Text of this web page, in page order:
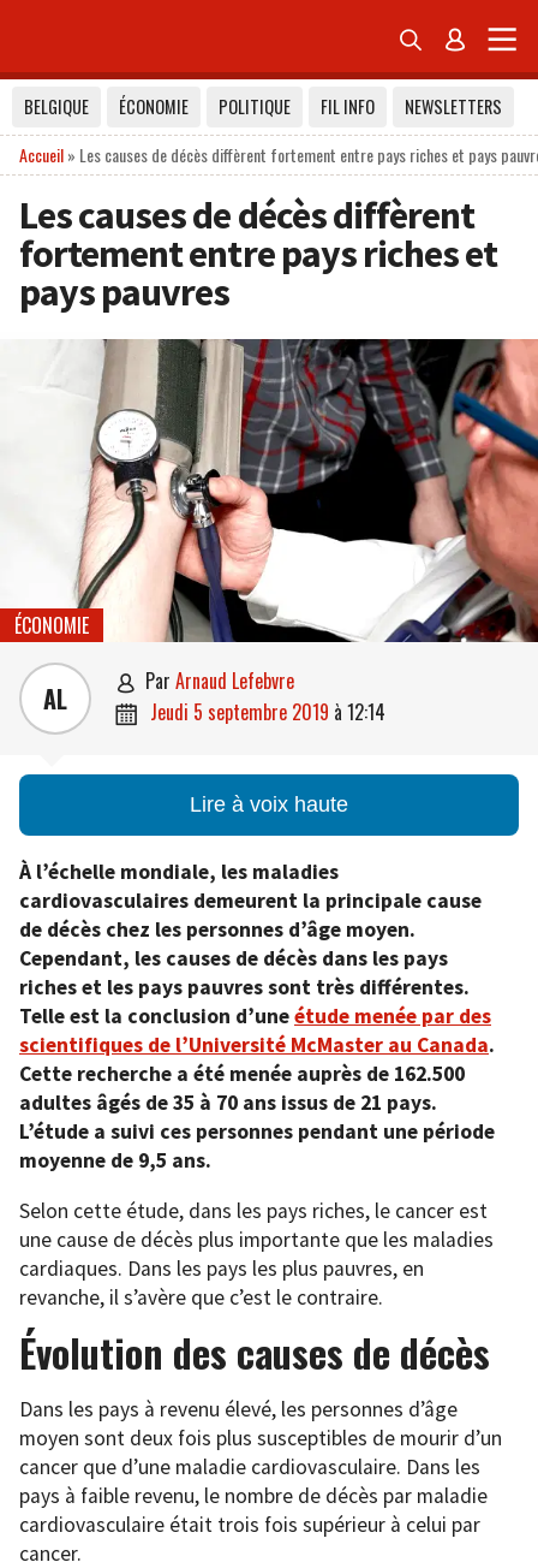
 
BELGIQUE ÉCONOMIE POLITIQUE FIL INFO
NEWSLETTERS
Accueil» Les causes de décès diffèrent fortement entre pays riches et pays
Les causes de décès diffèrent
fortement entre pays riches et
pays pauvres
ÉCONOMIE
AL  par Arnaud Lefebvre
 jeudi 5 septembre 2019 à 12:14
Lire à voix haute
À l’échelle mondiale, les maladies
cardiovasculaires demeurent la principale cause
de décès chez les personnes d’âge moyen.
Cependant, les causes de décès dans les pays
riches et les pays pauvres sont très différentes.
Telle est la conclusion d’uneétude menée par des
scientifiques de l’Université McMaster au Canada.
Cette recherche a été menée auprès de 162.500
adultes âgés de 35 à 70 ans issus de 21 pays.
L’étude a suivi ces personnes pendant une période
moyenne de 9,5 ans.
Selon cette étude, dans les pays riches, le cancer est
une cause de décès plus importante que les maladies
cardiaques. Dans les pays les plus pauvres, en
revanche, il s’avère que c’est le contraire.
Évolution des causes de décès
Dans les pays à revenu élevé, les personnes d’âge
moyen sont deux fois plus susceptibles de mourir d’un
cancer que d’une maladie cardiovasculaire. Dans les
pays à faible revenu, le nombre de décès par maladie
cardiovasculaire était trois fois supérieur à celui par
cancer.